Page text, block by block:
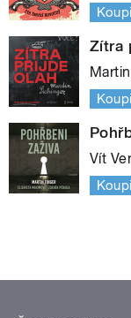
Zítra
Vít